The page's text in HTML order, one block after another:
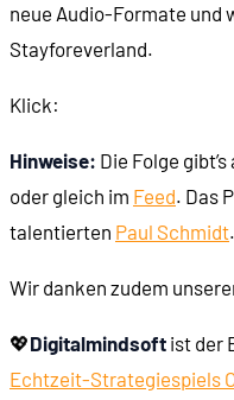
neue Audio-Formate und
Stayforeverland.
Klick:
Hinweise: Die Folge
oder gleich im Feed. Das
talentierten Paul Schmidt.
Wir danken zudem
💖Digitalmindsoft ist der
Echtzeit-Strategiespiels